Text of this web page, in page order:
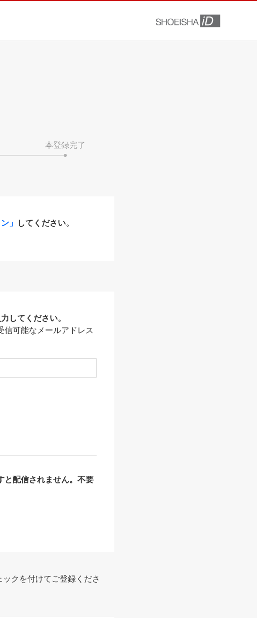
本登録完了
」 してください。
してください。
信可能なメールアドレス
と配信されません。不要
クを付けてご登録くださ